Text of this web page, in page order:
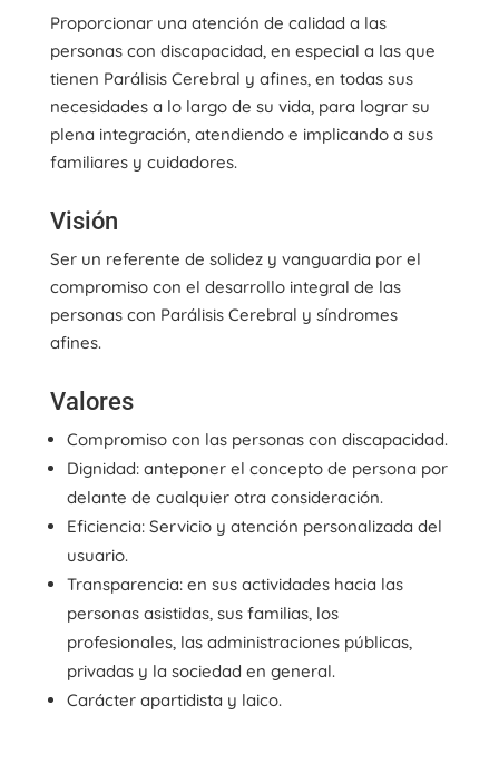
Proporcionar una atención de calidad a las
personas con discapacidad, en especial a las que
tienen Parálisis Cerebral y afines, en todas sus
necesidades a lo largo de su vida, para lograr su
plena integración, atendiendo e implicando a sus
familiares y cuidadores.
Visión
Ser un referente de solidez y vanguardia por el
compromiso con el desarrollo integral de las
personas con Parálisis Cerebral y síndromes
afines.
Valores
Compromiso con las personas con discapacidad.
Dignidad: anteponer el concepto de persona por
delante de cualquier otra consideración.
Eficiencia: Servicio y atención personalizada del
usuario.
Transparencia: en sus actividades hacia las
personas asistidas, sus familias, los
profesionales, las administraciones públicas,
privadas y la sociedad en general.
Carácter apartidista y laico.